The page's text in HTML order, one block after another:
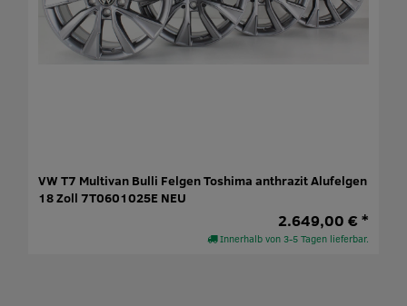
VW T7 Multivan Bulli Felgen Toshima anthrazit Alufelgen
18 Zoll 7T0601025E NEU
Innerhalb von 3-5 Tagen lieferbar.
2.649,00 € *